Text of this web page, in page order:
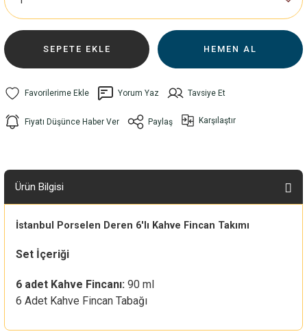
SEPETE EKLE HEMEN AL
Yorum Yaz Tavsiye Et
Fiyatı Düşünce Haber Ver Paylaş Karşılaştır
Ürün Bilgisi
İstanbul Porselen Deren 6'lı Kahve Fincan Takımı
Set İçeriği
6 adet Kahve Fincanı: 90 ml
6 Adet Kahve Fincan Tabağı